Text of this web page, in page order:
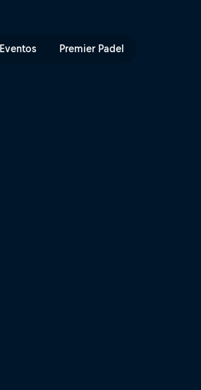
Eventos Premier Padel